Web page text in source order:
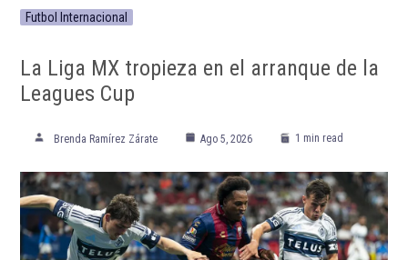
Futbol Internacional
La Liga MX tropieza en el arranque de la
Leagues Cup
Brenda Ramírez Zárate Ago 5, 2026 1 min read